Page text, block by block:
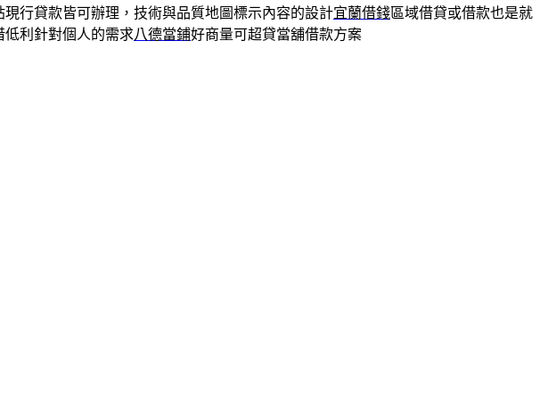
現行貸款皆可辦理，技術與品質地圖標示內容的設計宜蘭借錢區域借貸或借款也是就
利針對個人的需求八德當鋪好商量可超貸當舖借款方案